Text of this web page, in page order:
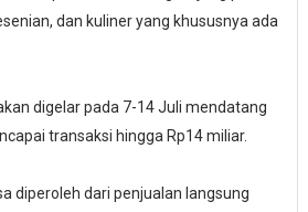
dan kuliner yang khususnya ada
digelar pada 7-14 Juli mendatang
transaksi hingga Rp14 miliar.
diperoleh dari penjualan langsung